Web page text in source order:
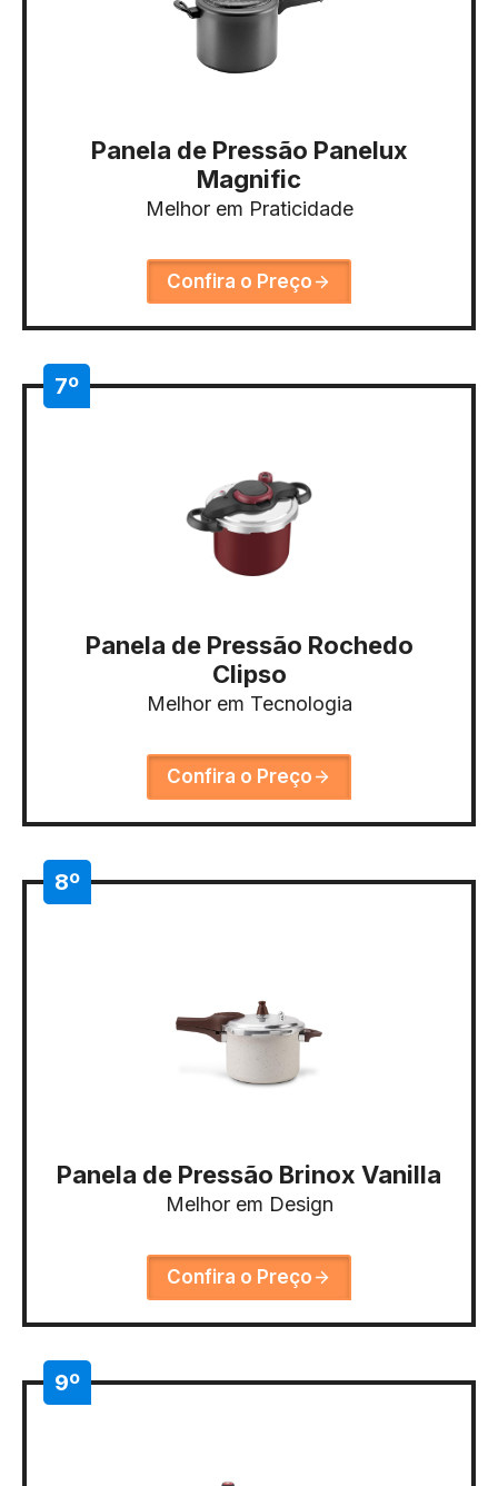
Panela de Pressão Panelux
Magnific
Melhor em Praticidade
Confira o Preço
7º
Panela de Pressão Rochedo
Clipso
Melhor em Tecnologia
Confira o Preço
8º
Panela de Pressão Brinox Vanilla
Melhor em Design
Confira o Preço
9º